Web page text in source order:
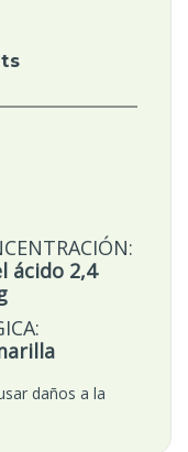
ácido 2,4
daños a la